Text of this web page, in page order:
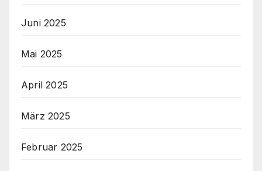
Juni 2025
Mai 2025
April 2025
März 2025
Februar 2025